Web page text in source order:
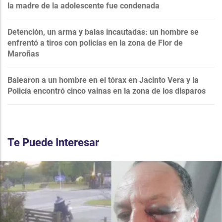
la madre de la adolescente fue condenada
Detención, un arma y balas incautadas: un hombre se
enfrentó a tiros con policías en la zona de Flor de
Maroñas
Balearon a un hombre en el tórax en Jacinto Vera y la
Policía encontró cinco vainas en la zona de los disparos
Te Puede Interesar